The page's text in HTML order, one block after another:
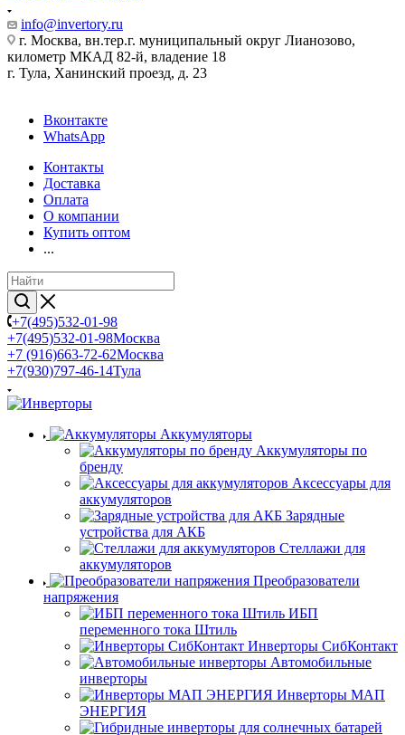
info@invertory.ru
г. Москва, вн.тер.г. муниципальный округ Лианозово,
километр МКАД 82-й, владение 18
г. Тула, Ханинский проезд, д. 23
Вконтакте
WhatsApp
Контакты
Доставка
Оплата
О компании
Купить оптом
...
+7(495)532-01-98
+7(495)532-01-98Москва
+7 (916)663-72-62Москва
+7(930)797-46-14Тула
Аккумуляторы
Аккумуляторы по
бренду
Аксессуары для
аккумуляторов
Зарядные
устройства для АКБ
Стеллажи для
аккумуляторов
Преобразователи
напряжения
ИБП
переменного тока Штиль
Инверторы СибКонтакт
Автомобильные
инверторы
Инверторы МАП
ЭНЕРГИЯ